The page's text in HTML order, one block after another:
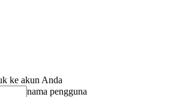
ke akun Anda
nama pengguna